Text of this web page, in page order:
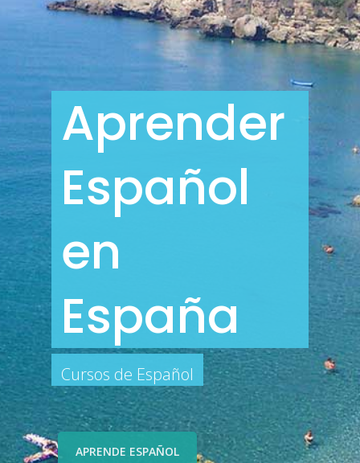
Aprender
Español
en
España
Cursos de Español
APRENDE ESPAÑOL